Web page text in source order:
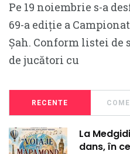
Pe 19 noiembrie s-a
69-a ediție a
Șah. Conform listei de
de jucători cu
RECENTE
La
dans, în